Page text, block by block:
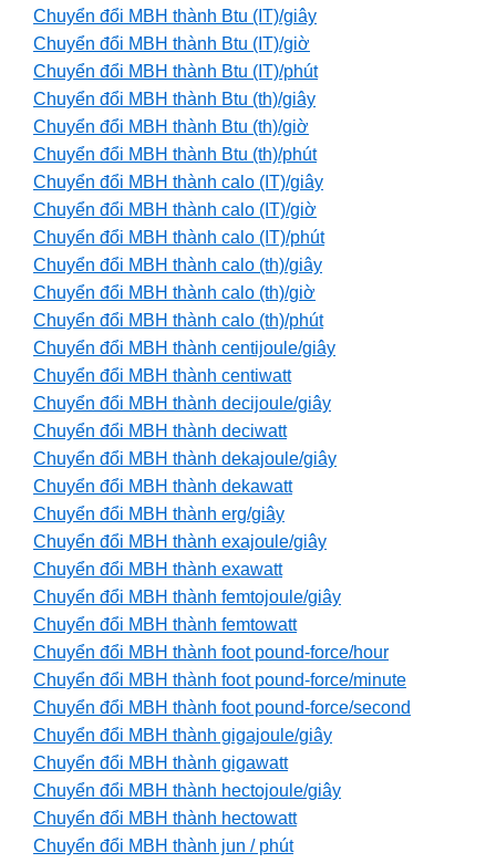
Chuyển đổi MBH thành Btu (IT)/giây
Chuyển đổi MBH thành Btu (IT)/giờ
Chuyển đổi MBH thành Btu (IT)/phút
Chuyển đổi MBH thành Btu (th)/giây
Chuyển đổi MBH thành Btu (th)/giờ
Chuyển đổi MBH thành Btu (th)/phút
Chuyển đổi MBH thành calo (IT)/giây
Chuyển đổi MBH thành calo (IT)/giờ
Chuyển đổi MBH thành calo (IT)/phút
Chuyển đổi MBH thành calo (th)/giây
Chuyển đổi MBH thành calo (th)/giờ
Chuyển đổi MBH thành calo (th)/phút
Chuyển đổi MBH thành centijoule/giây
Chuyển đổi MBH thành centiwatt
Chuyển đổi MBH thành decijoule/giây
Chuyển đổi MBH thành deciwatt
Chuyển đổi MBH thành dekajoule/giây
Chuyển đổi MBH thành dekawatt
Chuyển đổi MBH thành erg/giây
Chuyển đổi MBH thành exajoule/giây
Chuyển đổi MBH thành exawatt
Chuyển đổi MBH thành femtojoule/giây
Chuyển đổi MBH thành femtowatt
Chuyển đổi MBH thành foot pound-force/hour
Chuyển đổi MBH thành foot pound-force/minute
Chuyển đổi MBH thành foot pound-force/second
Chuyển đổi MBH thành gigajoule/giây
Chuyển đổi MBH thành gigawatt
Chuyển đổi MBH thành hectojoule/giây
Chuyển đổi MBH thành hectowatt
Chuyển đổi MBH thành jun / phút